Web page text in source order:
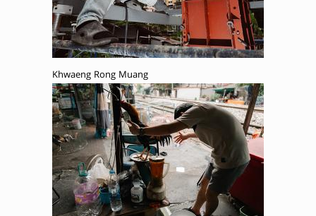
Khwaeng Rong Muang